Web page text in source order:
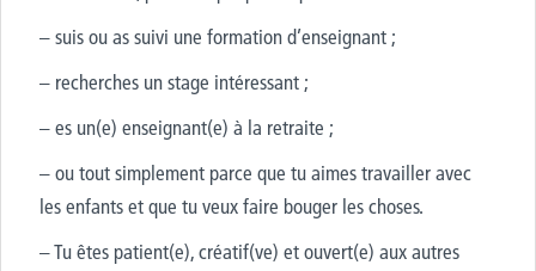
– suis ou as suivi une formation d’enseignant ;
– recherches un stage intéressant ;
– es un(e) enseignant(e) à la retraite ;
– ou tout simplement parce que tu aimes travailler avec
les enfants et que tu veux faire bouger les choses.
– Tu êtes patient(e), créatif(ve) et ouvert(e) aux autres